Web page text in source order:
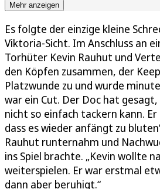
Mehr anzeigen
Es folgte der einzige kleine
Viktoria-Sicht. Im Anschluss an
Torhüter Kevin Rauhut und
den Köpfen zusammen, der
Platzwunde zu und wurde
war ein Cut. Der Doc hat gesagt,
nicht so einfach tackern kann.
dass es wieder anfängt zu
Rauhut runternahm und
ins Spiel brachte. „Kevin wollte
weiterspielen. Er war erstmal
dann aber beruhigt.“